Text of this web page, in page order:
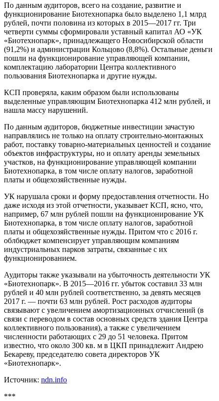
По данным аудиторов, всего на создание, развитие и
функционирование Биотехнопарка было выделено 1,1 млрд
рублей, почти половина из которых в 2015—2017 гг. Три
четверти суммы сформировали уставный капитал АО «УК
«Биотехнопарк», принадлежащего Новосибирской области
(91,2%) и администрации Кольцово (8,8%). Остальные деньги
пошли на функционирование управляющей компании,
комплектацию лаборатории Центра коллективного
пользования Биотехнопарка и другие нужды.
КСП проверяла, каким образом были использованы
выделенные управляющим Биотехнопарка 412 млн рублей, и
нашла массу нарушений.
По данным аудиторов, бюджетные инвестиции зачастую
направлялись не только на оплату строительно-монтажных
работ, поставку товарно-материальных ценностей и создание
объектов инфраструктуры, но и оплату аренды земельных
участков, на функционирование управляющей компании
Биотехнопарка, в том числе оплату налогов, заработной
платы и общехозяйственные нужды.
УК нарушала сроки и форму предоставления отчетности. Но
даже исходя из этой отчетности, указывает КСП, ясно, что,
например, 67 млн рублей пошли на функционирование УК
Биотехнопарка, в том числе оплату налогов, заработной
платы и общехозяйственные нужды. Притом что с 2016 г.
облбюджет компенсирует управляющим компаниям
индустриальных парков затраты, связанные с их
функционированием.
Аудиторы также указывали на убыточность деятельности УК
«Биотехнопарк». В 2015—2016 гг. убыток составил 33 млн
рублей и 40 млн рублей соответственно, за девять месяцев
2017 г. — почти 63 млн рублей. Рост расходов аудиторы
связывают с увеличением амортизационных отчислений (в
связи с переводом в состав основных средств здания Центра
коллективного пользования), а также с увеличением
численности работающих с 29 до 51 человека. Притом
известно, что около 300 кв. м в ЦКП принадлежит Андрею
Бекареву, председателю совета директоров УК
«Биотехнопарк».
Источник: ndn.info
***